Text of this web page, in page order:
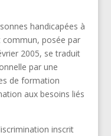
handicapées à
commun, posée par
2005, se traduit
par une
de formation
aux besoins liés
inscrit